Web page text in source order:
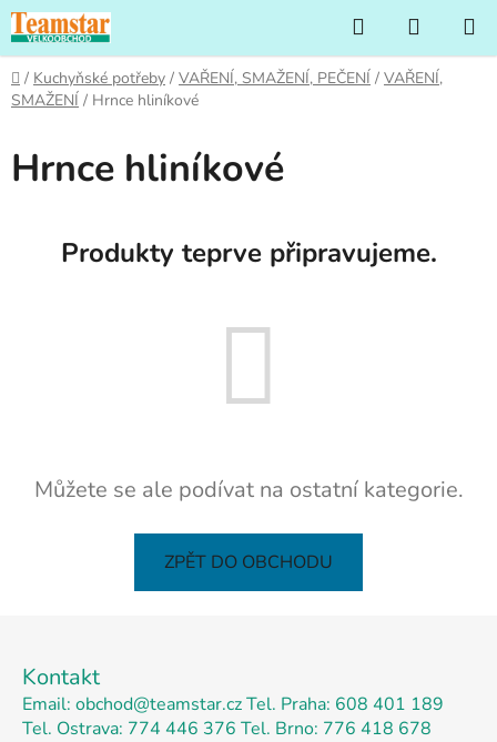
Přejít
na
obsah
Hledat
KOŠÍK
Domů
/ Kuchyňské potřeby / VAŘENÍ, SMAŽENÍ, PEČENÍ / VAŘENÍ,
SMAŽENÍ / Hrnce hliníkové
Hrnce hliníkové
Produkty teprve připravujeme.
Můžete se ale podívat na ostatní kategorie.
ZPĚT DO OBCHODU
Kontakt
Email: obchod@teamstar.czTel. Praha: 608 401 189
Tel. Ostrava: 774 446 376 Tel. Brno: 776 418 678